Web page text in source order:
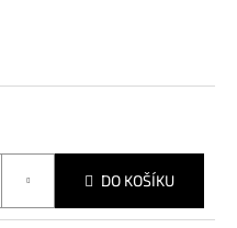
DO KOŠÍKU